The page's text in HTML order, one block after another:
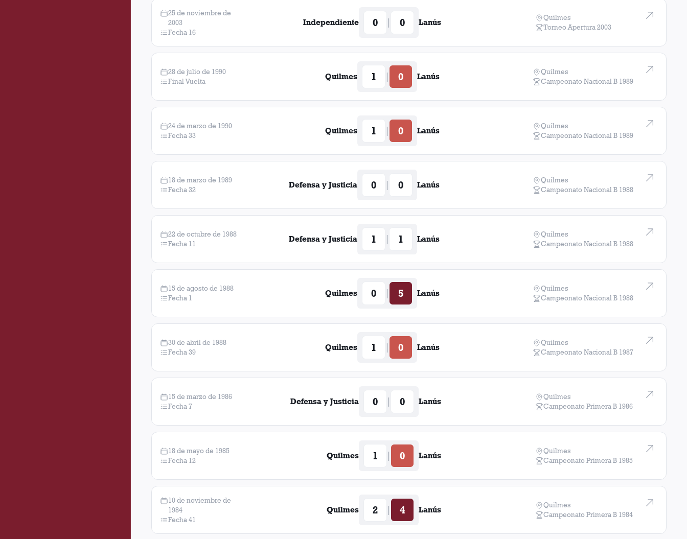
25 de noviembre de
2003
Fecha 16
Independiente 0 0 Lanús
Quilmes
Torneo Apertura 2003
28 de julio de 1990
Final Vuelta
Quilmes 1 0 Lanús
Quilmes
Campeonato Nacional B 1989
24 de marzo de 1990
Fecha 33
Quilmes 1 0 Lanús
Quilmes
Campeonato Nacional B 1989
18 de marzo de 1989
Fecha 32
Defensa y Justicia 0 0 Lanús
Quilmes
Campeonato Nacional B 1988
22 de octubre de 1988
Fecha 11
Defensa y Justicia 1 1 Lanús
Quilmes
Campeonato Nacional B 1988
15 de agosto de 1988
Fecha 1
Quilmes 0 5 Lanús
Quilmes
Campeonato Nacional B 1988
30 de abril de 1988
Fecha 39
Quilmes 1 0 Lanús
Quilmes
Campeonato Nacional B 1987
15 de marzo de 1986
Fecha 7
Defensa y Justicia 0 0 Lanús
Quilmes
Campeonato Primera B 1986
18 de mayo de 1985
Fecha 12
Quilmes 1 0 Lanús
Quilmes
Campeonato Primera B 1985
10 de noviembre de
1984
Fecha 41
Quilmes 2 4 Lanús
Quilmes
Campeonato Primera B 1984